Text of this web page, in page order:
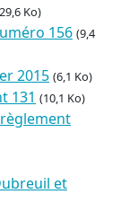
Ko)
156 (9,4
2015 (6,1 Ko)
131 (10,1 Ko)
et